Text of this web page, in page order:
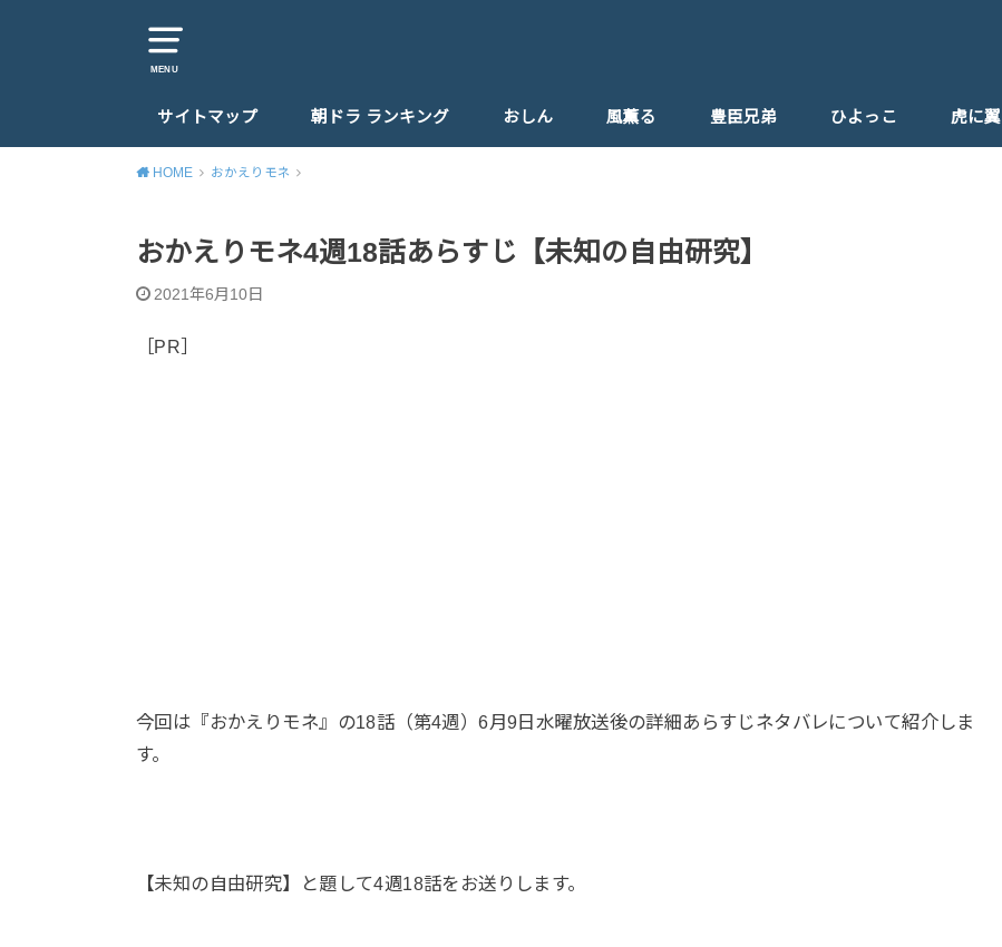
MENU
サイトマップ 朝ドラ ランキング おしん 風薫る 豊臣兄弟 ひよっこ 虎に翼
HOME おかえりモネ
おかえりモネ4週18話あらすじ【未知の自由研究】
2021年6月10日
［PR］
今回は『おかえりモネ』の18話（第4週）6月9日水曜放送後の詳細あらすじネタバレについて紹介しま
す。
【未知の自由研究】と題して4週18話をお送りします。